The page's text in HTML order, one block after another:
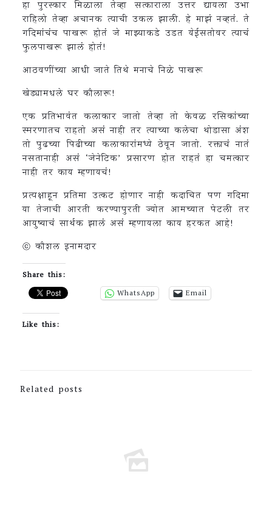
हा पुरस्कार मिळाला तेव्हा सत्काराला उत्तर द्यायला उभा
राहिलो तेव्हा अचानक त्याची उकल झाली. हे माझं नव्हतं. ते
गदिमांचंच पाखरू होतं जे माझ्याकडे उडत येईसतोवर त्याचं
फुलपाखरू झालं होतं!
आठवणींच्या आधी जाते तिथे मनाचे निळे पाखरू
खेड्यामधले घर कौलारू!
एक प्रतिभावंत कलाकार जातो तेव्हा तो केवळ रसिकांच्या
स्मरणातच राहतो असं नाही तर त्याच्या कलेचा थोडासा अंश
तो पुढच्या पिढीच्या कलाकारांमध्ये ठेवून जातो. रक्ताचं नातं
नसतानाही असं ‘जेनेटिक’ प्रसारण होत राहतं हा चमत्कार
नाही तर काय म्हणायचं!
प्रत्यक्षाहून प्रतिमा उत्कट होणार नाही कदाचित पण गदिमा
या तेजाची आरती करण्यापुरती ज्योत आमच्यात पेटली तर
आयुष्याचं सार्थक झालं असं म्हणायला काय हरकत आहे!
ⓒ कौशल इनामदार
Share this:
WhatsApp
Email
Like this:
Related posts